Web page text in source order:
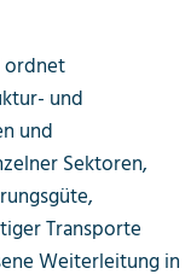
ordnet
und
und
Sektoren,
Transporte
Weiterleitung in